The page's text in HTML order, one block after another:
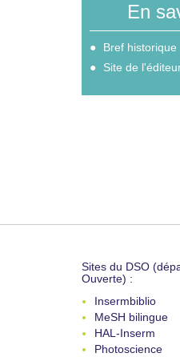
En
Bref historique
Site de
Sites du DSO
Ouverte) :
Insermbiblio
MeSH bilingue
HAL-Inserm
Photoscience